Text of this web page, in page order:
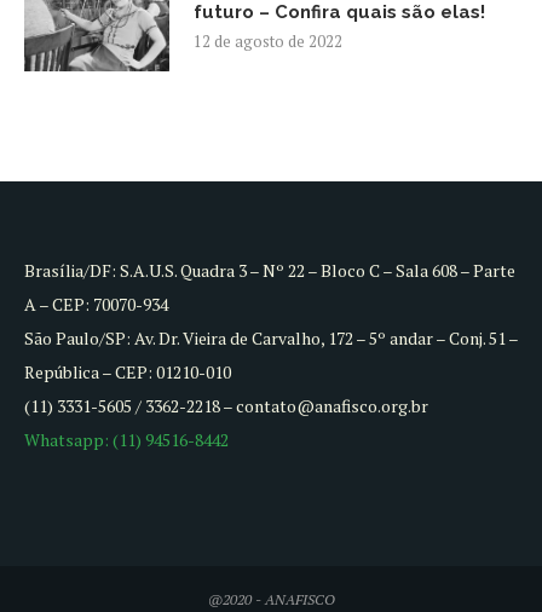
futuro – Confira quais são elas!
12 de agosto de 2022
Brasília/DF: S.A.U.S. Quadra 3 – Nº 22 – Bloco C – Sala 608 – Parte
A – CEP: 70070-934
São Paulo/SP: Av. Dr. Vieira de Carvalho, 172 – 5º andar – Conj. 51 –
República – CEP: 01210-010
(11) 3331-5605 / 3362-2218 – contato@anafisco.org.br
Whatsapp: (11) 94516-8442
@2020 - ANAFISCO